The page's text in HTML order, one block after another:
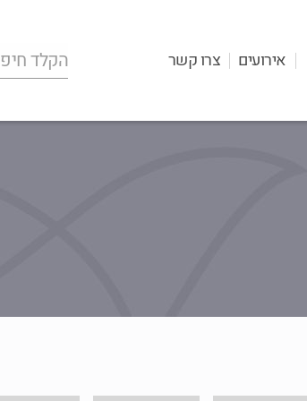
אירועים צרו קשר